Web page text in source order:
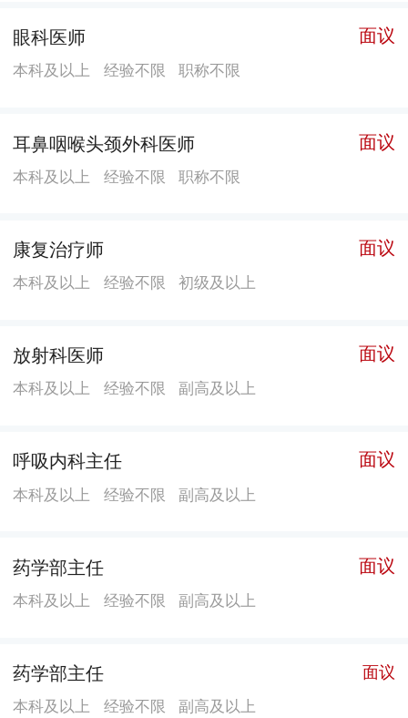
眼科医师 面议
本科及以上 经验不限 职称不限
耳鼻咽喉头颈外科医师 面议
本科及以上 经验不限 职称不限
康复治疗师 面议
本科及以上 经验不限 初级及以上
放射科医师 面议
本科及以上 经验不限 副高及以上
呼吸内科主任 面议
本科及以上 经验不限 副高及以上
药学部主任 面议
本科及以上 经验不限 副高及以上
药学部主任 面议
本科及以上 经验不限 副高及以上